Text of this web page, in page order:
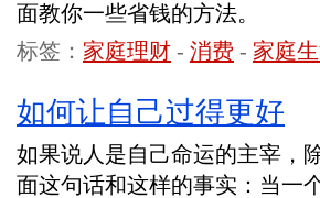
面教你一些省钱的方法。
标签： 家庭理财 - 消费 - 家庭
如何让自己过得更好
如果说人是自己命运的主宰，
面这句话和这样的事实：当一